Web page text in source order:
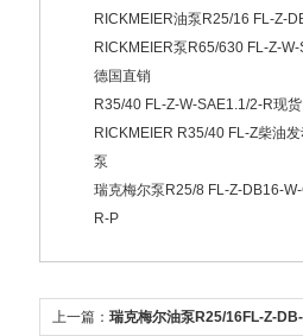
RICKMEIER油泵R25/16 FL-Z-
RICKMEIER泵R65/630 FL-Z-
德国直销
R35/40 FL-Z-W-SAE1.1/2-R现货
RICKMEIER R35/40 FL-Z柴油
泵
瑞克梅尔泵R25/8 FL-Z-DB16-
R-P
上一篇： 瑞克梅尔油泵R25/16FL-Z-